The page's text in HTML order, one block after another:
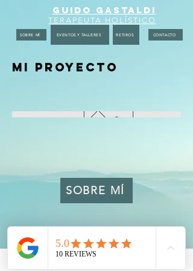
SOBRE MÍ
SOBRE MÍ EVENTOS Y TALLERES RETIROS CONTACTO
GUIDO GASTALDI
TERAPEUTA HOLÍSTICO
Mi proyecto